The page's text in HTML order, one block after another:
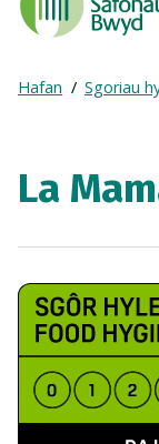
Standards
Agency
Frontpage
Breadcrumb
Expand
breadcrumb
Hafan Sgoriau
La